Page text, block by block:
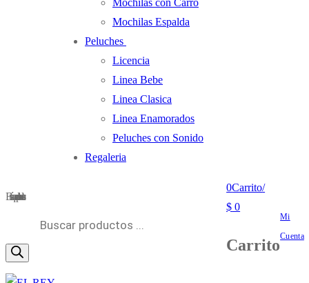
Mochilas con Carro
Mochilas Espalda
Peluches
Licencia
Linea Bebe
Linea Clasica
Linea Enamorados
Peluches con Sonido
Regaleria
Búsqueda de productos
0Carrito/
$ 0
Carrito
Mi
Cuenta